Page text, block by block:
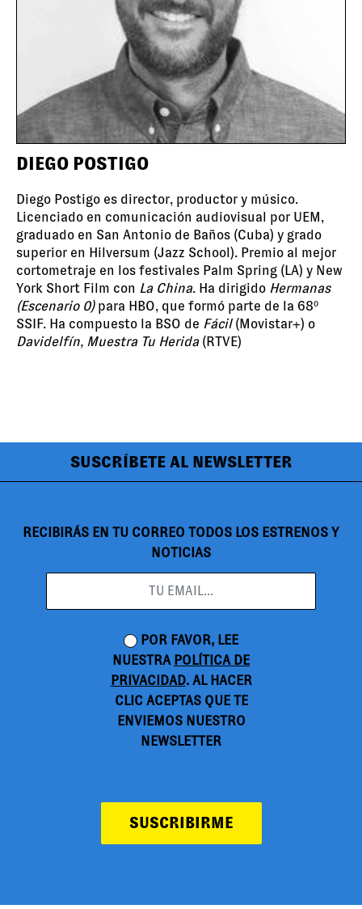
DIEGO POSTIGO
Diego Postigo es director, productor y músico.
Licenciado en comunicación audiovisual por UEM,
graduado en San Antonio de Baños (Cuba) y grado
superior en Hilversum (Jazz School). Premio al mejor
cortometraje en los festivales Palm Spring (LA) y New
York Short Film con La China. Ha dirigido Hermanas
(Escenario 0)para HBO, que formó parte de la 68º
SSIF. Ha compuesto la BSO de Fácil(Movistar+) o
Davidelfín, Muestra Tu Herida(RTVE)
SUSCRÍBETE AL NEWSLETTER
RECIBIRÁS EN TU CORREO TODOS LOS ESTRENOS Y
NOTICIAS
POR FAVOR, LEE
NUESTRA POLÍTICA DE
PRIVACIDAD. AL HACER
CLIC ACEPTAS QUE TE
ENVIEMOS NUESTRO
NEWSLETTER
SUSCRIBIRME